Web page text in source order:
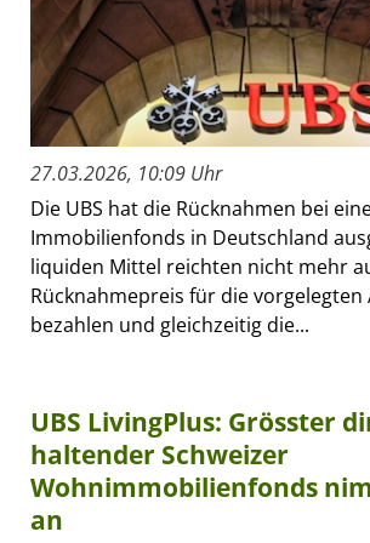
27.03.2026, 10:09 Uhr
Die UBS hat die Rücknahmen bei
Immobilienfonds in Deutschland
liquiden Mittel reichten nicht mehr
Rücknahmepreis für die vorgelegten
bezahlen und gleichzeitig die...
UBS LivingPlus: Grösster
haltender Schweizer
Wohnimmobilienfonds
an